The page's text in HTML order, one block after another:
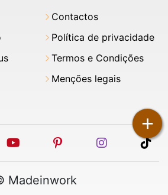
+
Contactos
Política de privacidade
Termos e Condições
Menções legais
youtubepinterestinstagram
Madeinwork